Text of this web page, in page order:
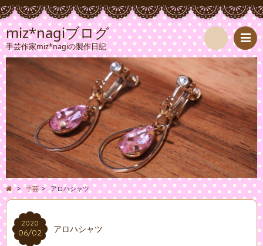
miz*nagiブログ
手芸作家miz*nagiの製作日記
検
索
> 手芸 > アロハシャツ
2020
06/02 アロハシャツ